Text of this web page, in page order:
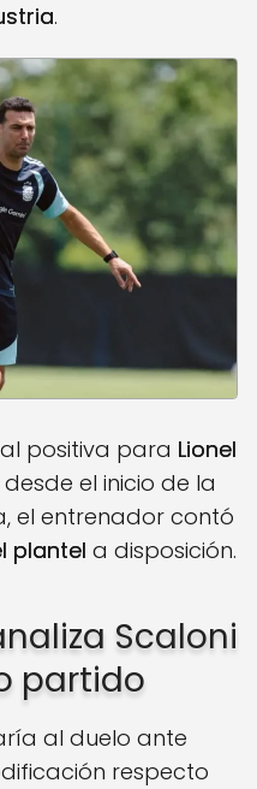
.
positiva para Lionel
el inicio de la
el entrenador contó
plantel a disposición.
Scaloni
partido
al duelo ante
respecto